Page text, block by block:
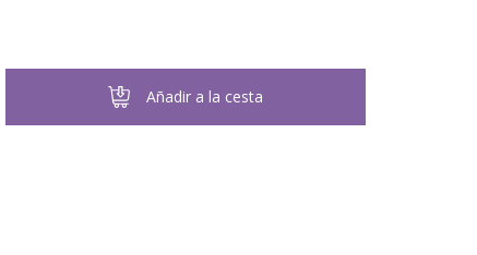
Añadir a la cesta